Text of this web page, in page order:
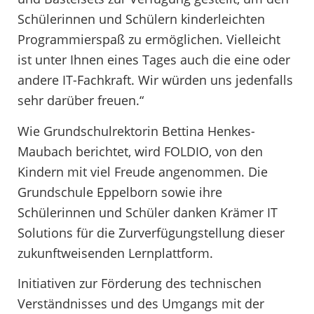
Schülerinnen und Schülern kinderleichten
Programmierspaß zu ermöglichen. Vielleicht
ist unter Ihnen eines Tages auch die eine oder
andere IT-Fachkraft. Wir würden uns jedenfalls
sehr darüber freuen.“
Wie Grundschulrektorin Bettina Henkes-
Maubach berichtet, wird FOLDIO, von den
Kindern mit viel Freude angenommen. Die
Grundschule Eppelborn sowie ihre
Schülerinnen und Schüler danken Krämer IT
Solutions für die Zurverfügungstellung dieser
zukunftweisenden Lernplattform.
Initiativen zur Förderung des technischen
Verständnisses und des Umgangs mit der